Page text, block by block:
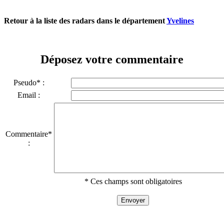
Retour à la liste des radars dans le départementYvelines
Déposez votre commentaire
Pseudo* :
Email :
Commentaire*
:
* Ces champs sont obligatoires